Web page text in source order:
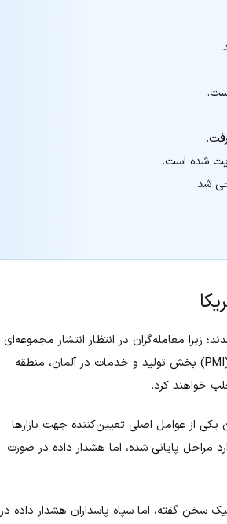
شد.
زیرا معامله‌گران در انتظار انتشار مجموعه‌ای
از داده‌های مهم اقتصادی از اروپا و آمریکا هستند. شاخص‌های اولیه مدیران خرید (PMI) بخش تولید و خدمات در آلمان، منطقه
خواهند کرد.
یکی از عوامل اصلی تعیین‌کننده جهت بازارها
مراحل پایانی شده، اما هشدار داده در صورت
سخن گفته، اما سپاه پاسداران هشدار داده در